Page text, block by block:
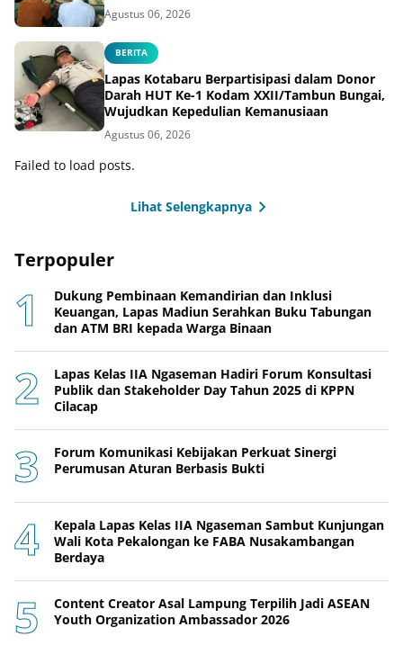
Agustus 06, 2026
BERITA
Lapas Kotabaru Berpartisipasi dalam Donor
Darah HUT Ke-1 Kodam XXII/Tambun Bungai,
Wujudkan Kepedulian Kemanusiaan
Agustus 06, 2026
Failed to load posts.
Lihat Selengkapnya
Terpopuler
Dukung Pembinaan Kemandirian dan Inklusi
Keuangan, Lapas Madiun Serahkan Buku Tabungan
dan ATM BRI kepada Warga Binaan
Lapas Kelas IIA Ngaseman Hadiri Forum Konsultasi
Publik dan Stakeholder Day Tahun 2025 di KPPN
Cilacap
Forum Komunikasi Kebijakan Perkuat Sinergi
Perumusan Aturan Berbasis Bukti
Kepala Lapas Kelas IIA Ngaseman Sambut Kunjungan
Wali Kota Pekalongan ke FABA Nusakambangan
Berdaya
Content Creator Asal Lampung Terpilih Jadi ASEAN
Youth Organization Ambassador 2026